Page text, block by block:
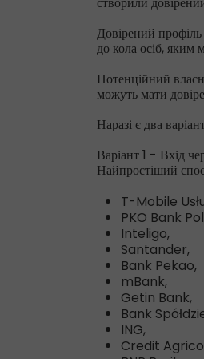
Довірений профіль
до кола осіб,
Потенційний
можуть мати
Наразі є два
Варіант 1 - Вхід
Найпростіший
T-Mobile
PKO Bank
Inteligo,
Santander,
Bank Pekao,
mBank,
Getin Bank,
Bank
ING,
Credit